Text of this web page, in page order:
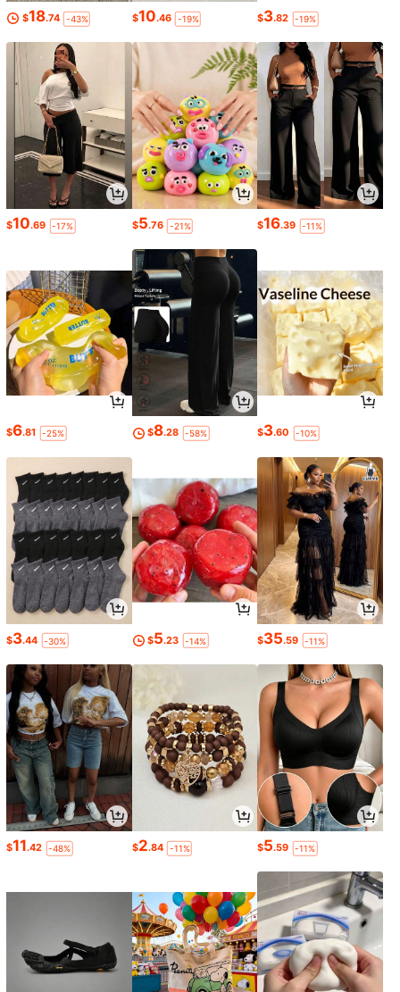
$18.74 -43% $10.46 -19% $3.82 -19%
$10.69 -17% $5.76 -21% $16.39 -11%
$6.81 -25% $8.28 -58% $3.60 -10%
$3.44 -30% $5.23 -14% $35.59 -11%
$11.42 -48% $2.84 -11% $5.59 -11%